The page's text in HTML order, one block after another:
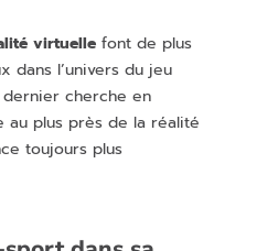
virtuelle font de plus
dans l’univers du jeu
cherche en
au plus près de la réalité
toujours plus